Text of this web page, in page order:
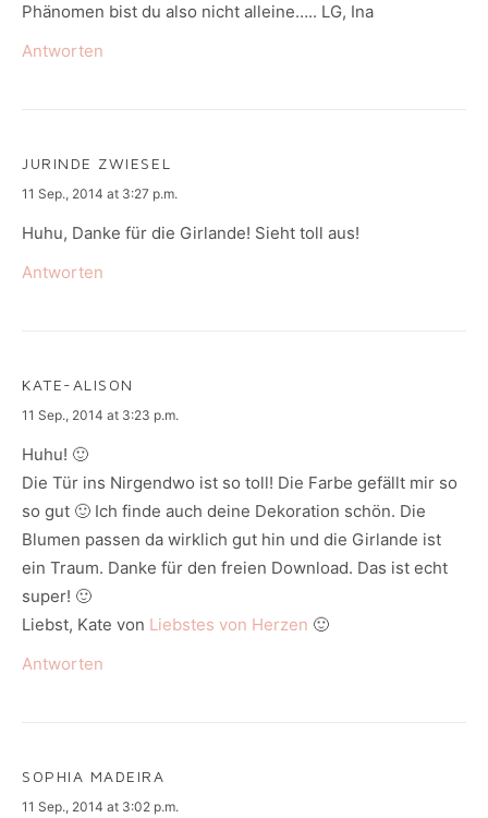
Phänomen bist du also nicht alleine….. LG, Ina
Antworten
JURINDE ZWIESEL
says:
11 Sep., 2014 at 3:27 p.m.
Huhu, Danke für die Girlande! Sieht toll aus!
Antworten
KATE-ALISON
says:
11 Sep., 2014 at 3:23 p.m.
Huhu! 🙂
Die Tür ins Nirgendwo ist so toll! Die Farbe gefällt mir so
so gut 🙂 Ich finde auch deine Dekoration schön. Die
Blumen passen da wirklich gut hin und die Girlande ist
ein Traum. Danke für den freien Download. Das ist echt
super! 🙂
Liebst, Kate von Liebstes von Herzen 🙂
Antworten
SOPHIA MADEIRA
says:
11 Sep., 2014 at 3:02 p.m.